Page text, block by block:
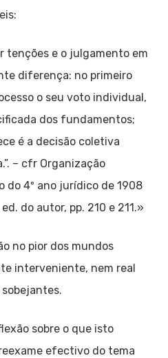
tenções e o julgamento em
diferença: no primeiro
o seu voto individual,
dos fundamentos;
é a decisão coletiva
– cfr Organização
do 4º ano jurídico de 1908
do autor, pp. 210 e 211.»
no pior dos mundos
interveniente, nem real
sobre o que isto
efectivo do tema